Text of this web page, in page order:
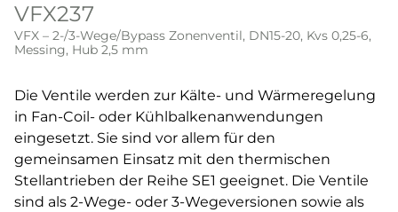
VFX237
VFX – 2-/3-Wege/Bypass Zonenventil, DN15-20, Kvs 0,25-6,
Messing, Hub 2,5 mm
Die Ventile werden zur Kälte- und Wärmeregelung
in Fan-Coil- oder Kühlbalkenanwendungen
eingesetzt. Sie sind vor allem für den
gemeinsamen Einsatz mit den thermischen
Stellantrieben der Reihe SE1 geeignet. Die Ventile
sind als 2-Wege- oder 3-Wegeversionen sowie als